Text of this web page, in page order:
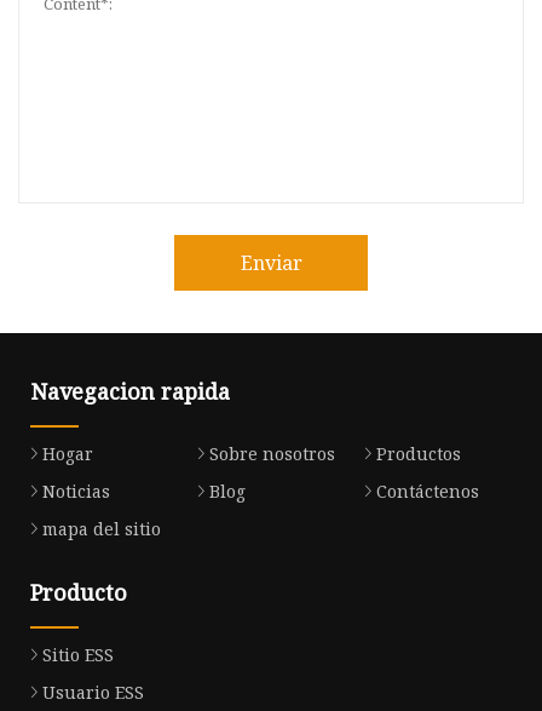
Enviar
Navegacion rapida
Hogar Sobre nosotros
Productos
Noticias
Blog
Contáctenos
mapa del sitio
Producto
Sitio ESS
Usuario ESS